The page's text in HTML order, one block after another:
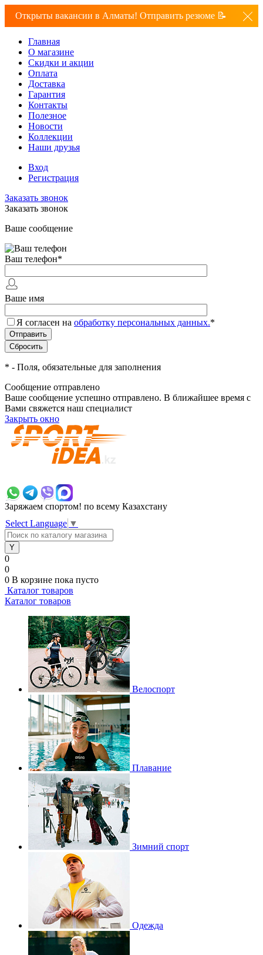
Открыты вакансии в Алматы! Отправить резюме 📝
Главная
О магазине
Скидки и акции
Оплата
Доставка
Гарантия
Контакты
Полезное
Новости
Коллекции
Наши друзья
Вход
Регистрация
Заказать звонок
Заказать звонок
Ваше сообщение
Ваш телефон*
Ваше имя
Я согласен на обработку персональных данных.*
* - Поля, обязательные для заполнения
Сообщение отправлено
Ваше сообщение успешно отправлено. В ближайшее время с
Вами свяжется наш специалист
Закрыть окно
Заряжаем спортом! по всему Казахстану
Select Language ▼
0
0
0 В корзине пока пусто
Каталог товаров
Каталог товаров
Велоспорт
Плавание
Зимний спорт
Одежда